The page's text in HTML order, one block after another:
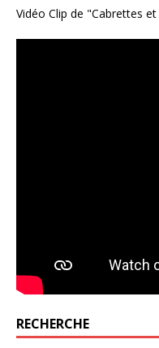
Vidéo Clip de "Cabrettes
RECHERCHE